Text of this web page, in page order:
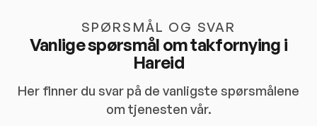
SPØRSMÅL OG SVAR
Vanlige spørsmål om takfornying i
Hareid
Her finner du svar på de vanligste spørsmålene
om tjenesten vår.